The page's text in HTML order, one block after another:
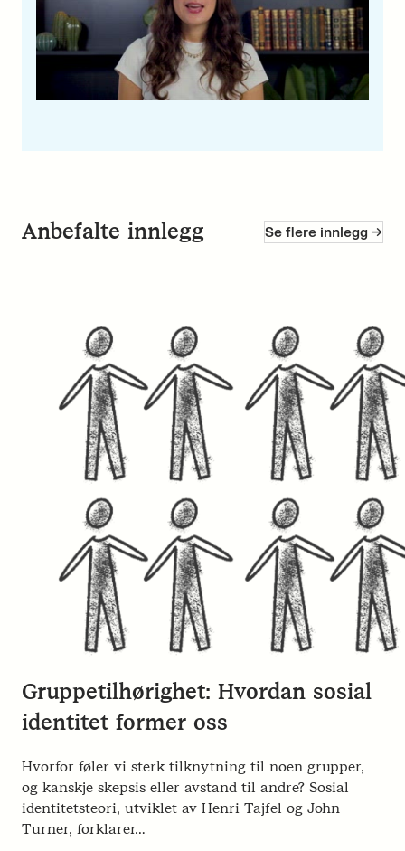
Anbefalte innlegg Se flere innlegg ->
Gruppetilhørighet: Hvordan sosial
identitet former oss
Hvorfor føler vi sterk tilknytning til noen grupper,
og kanskje skepsis eller avstand til andre? Sosial
identitetsteori, utviklet av Henri Tajfel og John
Turner, forklarer…